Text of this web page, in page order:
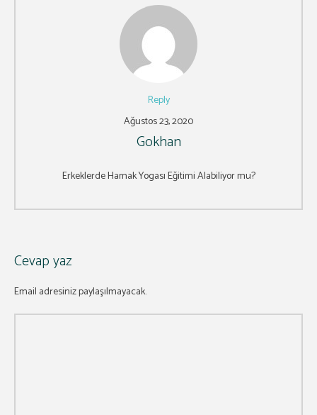
Reply
Ağustos 23, 2020
Gokhan
Erkeklerde Hamak Yogası Eğitimi Alabiliyor mu?
Cevap yaz
Email adresiniz paylaşılmayacak.